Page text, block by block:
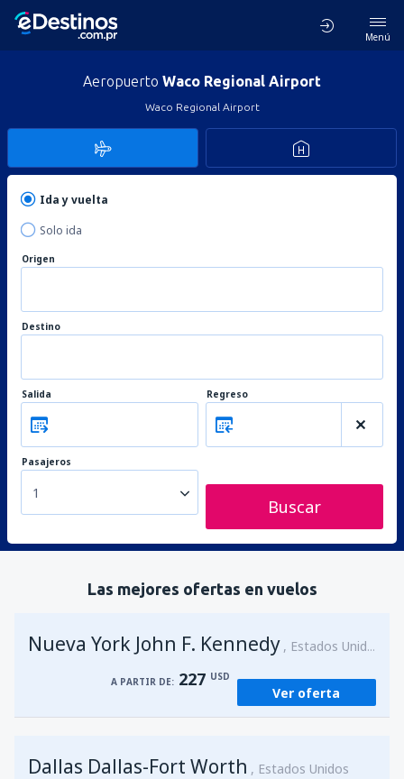
Menú
Aeropuerto Waco Regional Airport
Waco Regional Airport
Ida y vuelta
Solo ida
Origen
Destino
Salida Regreso
Pasajeros
1
Buscar
Las mejores ofertas en vuelos
Nueva York John F. Kennedy Estados Unidos
A PARTIR DE: 227 USD
Ver oferta
Dallas Dallas-Fort Worth Estados Unidos